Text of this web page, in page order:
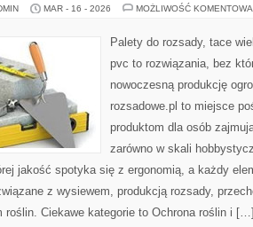
MAR - 16 - 2026 MOŻLIWOŚĆ
Palety do rozsady, tace
pvc to rozwiązania, bez
nowoczesną produkcję
rozsadowe.pl to miejsce
produktom dla osób
zarówno w skali
jakość spotyka się z ergonomią, a każdy
z wysiewem, produkcją rozsady,
roślin. Ciekawe kategorie to Ochrona roślin i